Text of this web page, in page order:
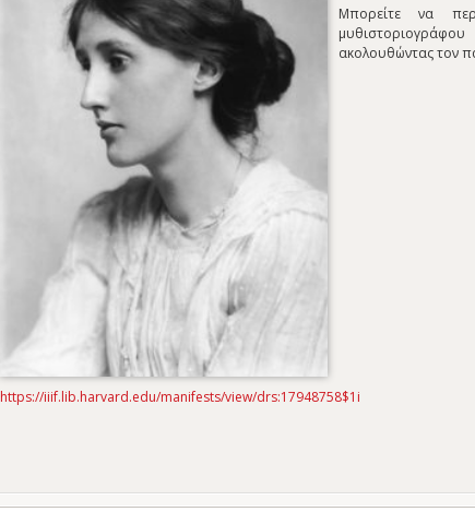
Μπορείτε να
ακολουθώντας τον
https://iiif.lib.harvard.edu/manifests/view/drs:17948758$1i